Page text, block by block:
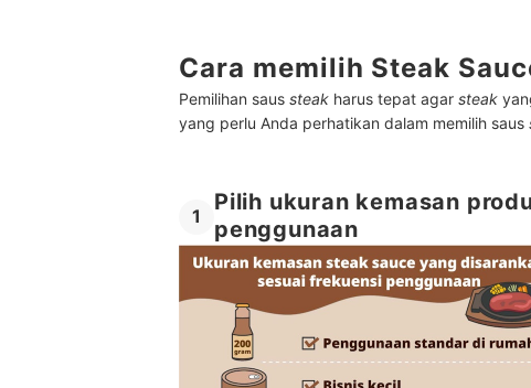
Cara memilih Steak
Pemilihan saus steak harus tepat agar steak
yang perlu Anda perhatikan dalam memilih saus
1
Pilih ukuran kemasan
penggunaan